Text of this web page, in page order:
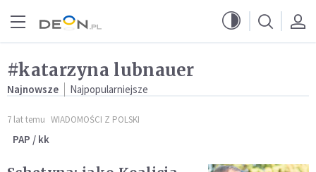
#katarzyna lubnauer
Najnowsze Najpopularniejsze
7 lat temu WIADOMOŚCI Z POLSKI
PAP / kk